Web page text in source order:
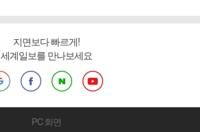
지면보다 빠르게!
세계일보를 만나보세요
PC 화면